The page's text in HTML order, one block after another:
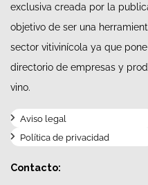
exclusiva creada por la
objetivo de ser una
sector vitivinícola ya que
directorio de empresas y
vino.
Aviso legal
Política de privacidad
Contacto: